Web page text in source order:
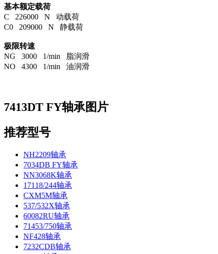
基本额定载荷
C 226000 N 动载荷
C0 209000 N 静载荷
极限转速
NG 3000 1/min 脂润滑
NO 4300 1/min 油润滑
7413DT FY轴承图片
推荐型号
NH2209轴承
7034DB FY轴承
NN3068K轴承
17118/244轴承
CXM5M轴承
537/532X轴承
60082RU轴承
71453/750轴承
NF428轴承
7232CDB轴承